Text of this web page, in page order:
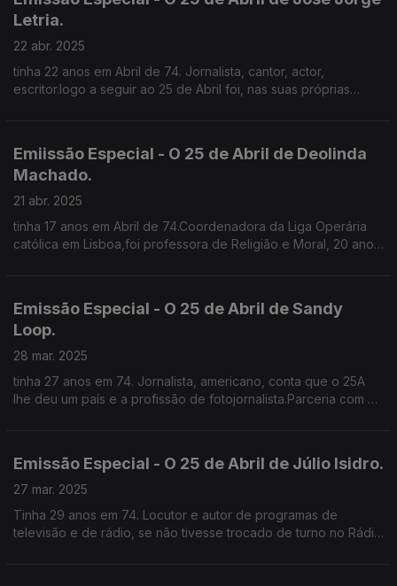
Letria.
22 abr. 2025
tinha 22 anos em Abril de 74. Jornalista, cantor, actor,
escritor.logo a seguir ao 25 de Abril foi, nas suas próprias
Emiissão Especial - O 25 de Abril de Deolinda
Machado.
21 abr. 2025
tinha 17 anos em Abril de 74.Coordenadora da Liga Operária
católica em Lisboa,foi professora de Religião e Moral, 20 anos
Emissão Especial - O 25 de Abril de Sandy
Loop.
28 mar. 2025
tinha 27 anos em 74. Jornalista, americano, conta que o 25A
lhe deu um país e a profissão de fotojornalista.Parceria com o
Emissão Especial - O 25 de Abril de Júlio Isidro.
27 mar. 2025
Tinha 29 anos em 74. Locutor e autor de programas de
televisão e de rádio, se não tivesse trocado de turno no Rádio